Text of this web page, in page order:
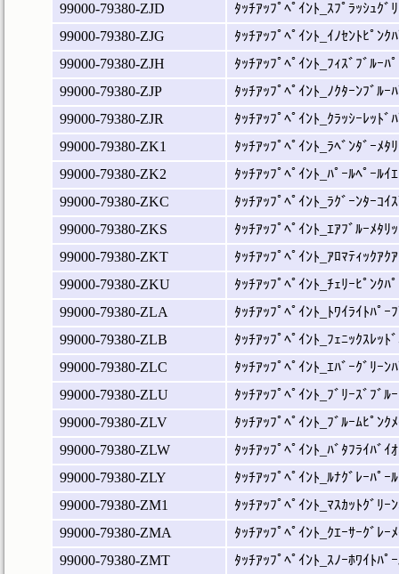
99000-79380-ZJD
ﾀｯﾁｱｯﾌﾟﾍﾟｲﾝﾄ_ｽﾌﾟﾗｯｼｭｸﾞ
99000-79380-ZJG
ﾀｯﾁｱｯﾌﾟﾍﾟｲﾝﾄ_ｲﾉｾﾝﾄﾋﾟﾝｸ
99000-79380-ZJH
ﾀｯﾁｱｯﾌﾟﾍﾟｲﾝﾄ_ﾌｨｽﾞﾌﾞﾙｰﾊ
99000-79380-ZJP
ﾀｯﾁｱｯﾌﾟﾍﾟｲﾝﾄ_ﾉｸﾀｰﾝﾌﾞﾙｰ
99000-79380-ZJR
ﾀｯﾁｱｯﾌﾟﾍﾟｲﾝﾄ_ｸﾗｯｼｰﾚｯﾄﾞ
99000-79380-ZK1
ﾀｯﾁｱｯﾌﾟﾍﾟｲﾝﾄ_ﾗﾍﾞﾝﾀﾞｰﾒﾀ
99000-79380-ZK2
ﾀｯﾁｱｯﾌﾟﾍﾟｲﾝﾄ_ﾊﾟｰﾙﾍﾟｰﾙｲ
99000-79380-ZKC
ﾀｯﾁｱｯﾌﾟﾍﾟｲﾝﾄ_ﾗｸﾞｰﾝﾀｰｺｲ
99000-79380-ZKS
ﾀｯﾁｱｯﾌﾟﾍﾟｲﾝﾄ_ｴｱﾌﾞﾙｰﾒﾀﾘ
99000-79380-ZKT
ﾀｯﾁｱｯﾌﾟﾍﾟｲﾝﾄ_ｱﾛﾏﾃｨｯｸｱｸ
99000-79380-ZKU
ﾀｯﾁｱｯﾌﾟﾍﾟｲﾝﾄ_ﾁｪﾘｰﾋﾟﾝｸﾊ
99000-79380-ZLA
ﾀｯﾁｱｯﾌﾟﾍﾟｲﾝﾄ_ﾄﾜｲﾗｲﾄﾊﾟｰ
99000-79380-ZLB
ﾀｯﾁｱｯﾌﾟﾍﾟｲﾝﾄ_ﾌｪﾆｯｸｽﾚｯﾄ
99000-79380-ZLC
ﾀｯﾁｱｯﾌﾟﾍﾟｲﾝﾄ_ｴﾊﾞｰｸﾞﾘｰﾝ
99000-79380-ZLU
ﾀｯﾁｱｯﾌﾟﾍﾟｲﾝﾄ_ﾌﾞﾘｰｽﾞﾌﾞﾙ
99000-79380-ZLV
ﾀｯﾁｱｯﾌﾟﾍﾟｲﾝﾄ_ﾌﾞﾙｰﾑﾋﾟﾝｸ
99000-79380-ZLW
ﾀｯﾁｱｯﾌﾟﾍﾟｲﾝﾄ_ﾊﾞﾀﾌﾗｲﾊﾞｲ
99000-79380-ZLY
ﾀｯﾁｱｯﾌﾟﾍﾟｲﾝﾄ_ﾙﾅｸﾞﾚｰﾊﾟｰ
99000-79380-ZM1
ﾀｯﾁｱｯﾌﾟﾍﾟｲﾝﾄ_ﾏｽｶｯﾄｸﾞﾘｰ
99000-79380-ZMA
ﾀｯﾁｱｯﾌﾟﾍﾟｲﾝﾄ_ｸｴｰｻｰｸﾞﾚｰ
99000-79380-ZMT
ﾀｯﾁｱｯﾌﾟﾍﾟｲﾝﾄ_ｽﾉｰﾎﾜｲﾄﾊﾟ